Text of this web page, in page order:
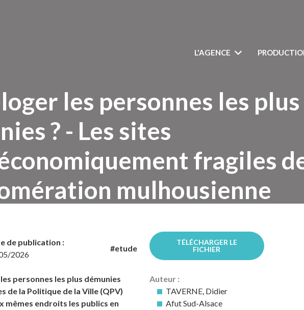
L'AGENCE
les personnes les plus
? - Les sites
fragiles
mulhousienne
de publication :
2026
#etude
TÉLÉCHARGER LE
FICHIER
personnes les plus démunies
de la Politique de la Ville (QPV)
endroits les publics en
Auteur :
TAVERNE, Didier
Afut Sud-Alsace